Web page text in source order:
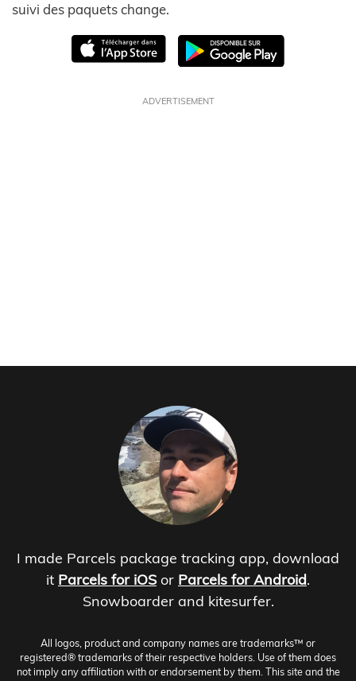
suivi des paquets change.
ADVERTISEMENT
I made Parcels package tracking app, download
it Parcels for iOS or Parcels for Android.
Snowboarder and kitesurfer.
All logos, product and company names are trademarks™ or
registered® trademarks of their respective holders. Use of them does
not imply any affiliation with or endorsement by them. This site and the